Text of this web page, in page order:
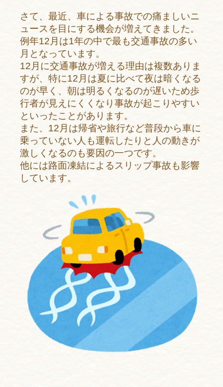
さて、最近、車による事故での痛ましいニ
ュースを目にする機会が増えてきました。
例年12月は1年の中で最も交通事故の多い
月となっています。
12月に交通事故が増える理由は複数ありま
すが、特に12月は夏に比べて夜は暗くなる
のが早く、朝は明るくなるのが遅いため歩
行者が見えにくくなり事故が起こりやすい
といったことがあります。
また、12月は帰省や旅行など普段から車に
乗っていない人も運転したりと人の動きが
激しくなるのも要因の一つです。
他には路面凍結によるスリップ事故も影響
しています。